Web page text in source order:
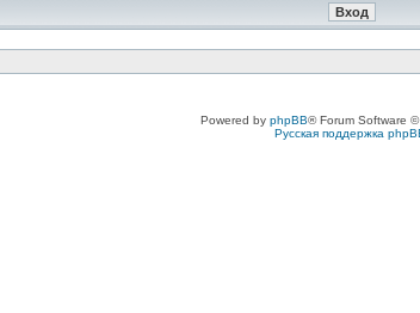
Powered by phpBB® Forum Software
Русская поддержка